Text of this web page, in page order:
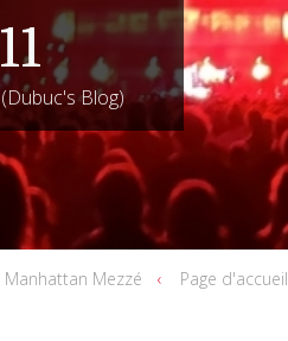
Blog)
Manhattan Mezzé Page d'accueil